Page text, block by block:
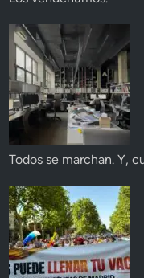
Todos se marchan. Y,